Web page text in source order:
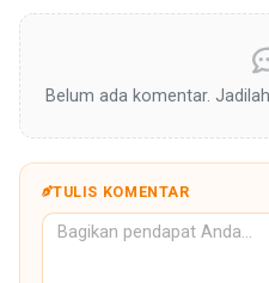
Belum ada komentar.
TULIS KOMENTAR